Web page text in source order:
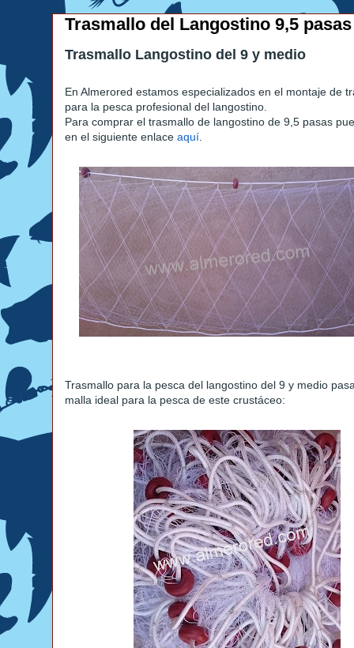
Trasmallo del Langostino 9,5 pasas
Trasmallo Langostino del 9 y medio
En Almerored estamos especializados en el montaje de
para la pesca profesional del langostino.
Para comprar el trasmallo de langostino de 9,5 pasas
en el siguiente enlace aquí
Trasmallo para la pesca del langostino del 9 y medio
malla ideal para la pesca de este crustáceo: